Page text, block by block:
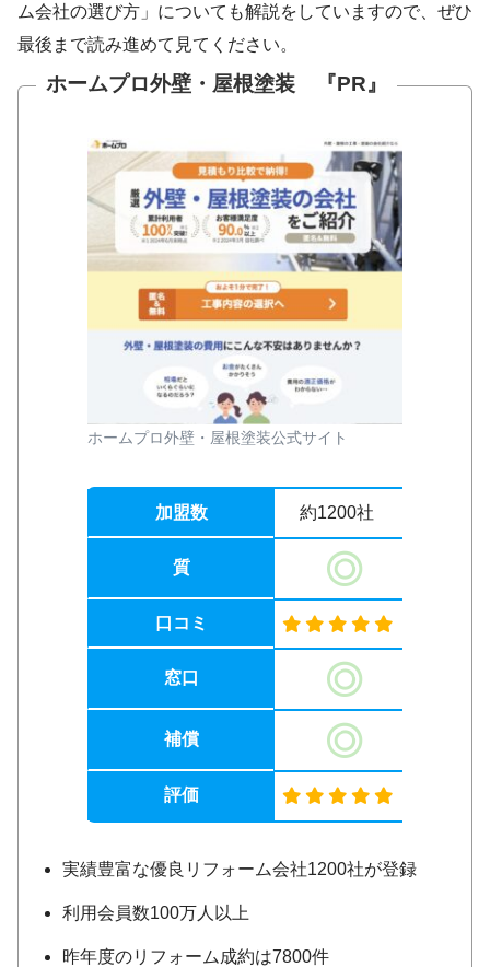
ム会社の選び方」についても解説をしていますので、ぜひ
最後まで読み進めて見てください。
ホームプロ外壁・屋根塗装 『PR』
ホームプロ外壁・屋根塗装公式サイト
加盟数 約1200社
質
口コミ
窓口
補償
評価
実績豊富な優良リフォーム会社1200社が登録
利用会員数100万人以上
昨年度のリフォーム成約は7800件